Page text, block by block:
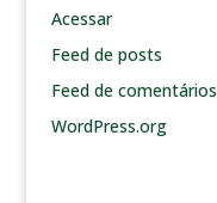
Acessar
Feed de posts
Feed de comentários
WordPress.org